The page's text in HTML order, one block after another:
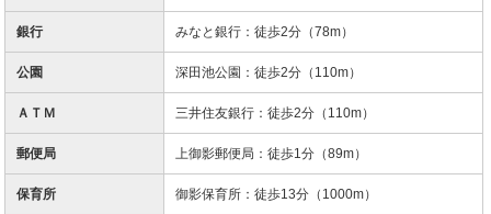
銀行 みなと銀行：徒歩2分（78m）
公園 深田池公園：徒歩2分（110m）
ＡＴＭ 三井住友銀行：徒歩2分（110m）
郵便局 上御影郵便局：徒歩1分（89m）
保育所 御影保育所：徒歩13分（1000m）